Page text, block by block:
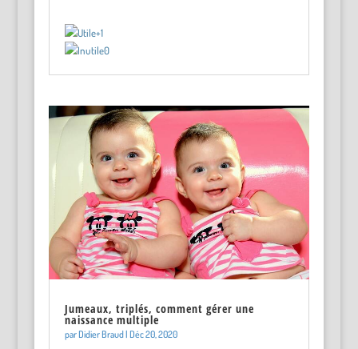
+1
0
Jumeaux, triplés, comment gérer une
naissance multiple
parDidier Braud| Déc 20, 2020